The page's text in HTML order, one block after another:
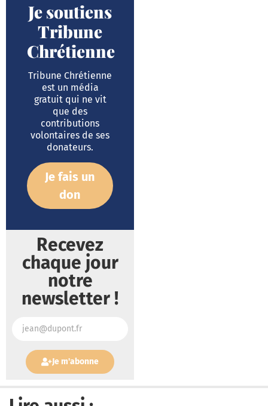
Je soutiens
Tribune
Chrétienne
Tribune Chrétienne
est un média
gratuit qui ne vit
que des
contributions
volontaires de ses
donateurs.
Je fais un
don
Recevez
chaque jour
notre
newsletter !
Je m'abonne